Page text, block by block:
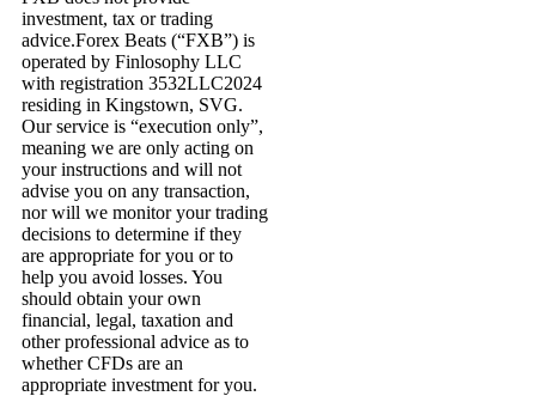
investment, tax or trading
advice.Forex Beats (“FXB”) is
operated by Finlosophy LLC
with registration 3532LLC2024
residing in Kingstown, SVG.
Our service is “execution only”,
meaning we are only acting on
your instructions and will not
advise you on any transaction,
nor will we monitor your trading
decisions to determine if they
are appropriate for you or to
help you avoid losses. You
should obtain your own
financial, legal, taxation and
other professional advice as to
whether CFDs are an
appropriate investment for you.